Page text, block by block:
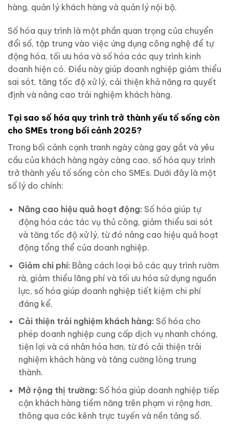
hàng, quản lý khách hàng và quản lý nội bộ.
Số hóa quy trình là một phần quan trọng của chuyển
đổi số, tập trung vào việc ứng dụng công nghệ để tự
động hóa, tối ưu hóa và số hóa các quy trình kinh
doanh hiện có. Điều này giúp doanh nghiệp giảm thiểu
sai sót, tăng tốc độ xử lý, cải thiện khả năng ra quyết
định và nâng cao trải nghiệm khách hàng.
Tại sao số hóa quy trình trở thành yếu tố sống còn
cho SMEs trong bối cảnh 2025?
Trong bối cảnh cạnh tranh ngày càng gay gắt và yêu
cầu của khách hàng ngày càng cao, số hóa quy trình
trở thành yếu tố sống còn cho SMEs. Dưới đây là một
số lý do chính:
Nâng cao hiệu quả hoạt động: Số hóa giúp tự
động hóa các tác vụ thủ công, giảm thiểu sai sót
và tăng tốc độ xử lý, từ đó nâng cao hiệu quả hoạt
động tổng thể của doanh nghiệp.
Giảm chi phí: Bằng cách loại bỏ các quy trình rườm
rà, giảm thiểu lãng phí và tối ưu hóa sử dụng nguồn
lực, số hóa giúp doanh nghiệp tiết kiệm chi phí
đáng kể.
Cải thiện trải nghiệm khách hàng: Số hóa cho
phép doanh nghiệp cung cấp dịch vụ nhanh chóng,
tiện lợi và cá nhân hóa hơn, từ đó cải thiện trải
nghiệm khách hàng và tăng cường lòng trung
thành.
Mở rộng thị trường: Số hóa giúp doanh nghiệp tiếp
cận khách hàng tiềm năng trên phạm vi rộng hơn,
thông qua các kênh trực tuyến và nền tảng số.